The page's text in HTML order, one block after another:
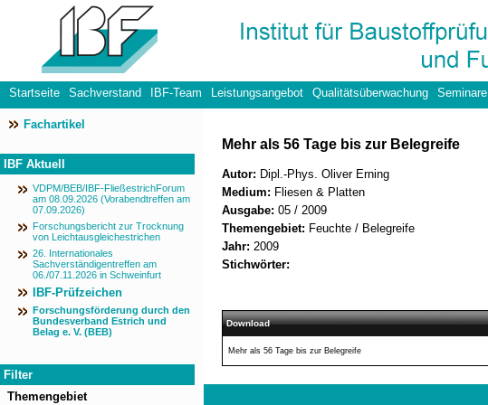
Startseite Sachverstand IBF-Team Leistungsangebot Qualitätsüberwachung Seminare
Datenschutzerklärung
Fachartikel
IBF Aktuell
VDPM/BEB/IBF-FließestrichForum
am 08.09.2026 (Vorabendtreffen am
07.09.2026)
Forschungsbericht zur Trocknung
von Leichtausgleichestrichen
26. Internationales
Sachverständigentreffen am
06./07.11.2026 in Schweinfurt
IBF-Prüfzeichen
Forschungsförderung durch den
Bundesverband Estrich und
Belag e. V. (BEB)
Filter
Themengebiet
Mehr als 56 Tage bis zur Belegreife
Autor: Dipl.-Phys. Oliver Erning
Medium: Fliesen & Platten
Ausgabe: 05 / 2009
Themengebiet: Feuchte / Belegreife
Jahr: 2009
Stichwörter:
Download
Mehr als 56 Tage bis zur Belegreife